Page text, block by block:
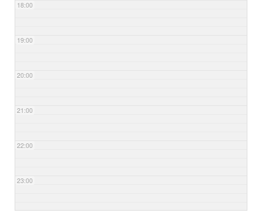
18:00
19:00
20:00
21:00
22:00
23:00